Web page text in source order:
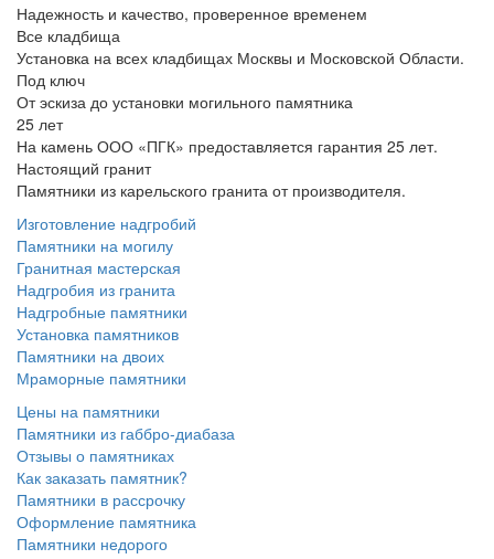
Надежность и качество, проверенное временем
Все кладбища
Установка на всех кладбищах Москвы и Московской Области.
Под ключ
От эскиза до установки могильного памятника
25 лет
На камень ООО «ПГК» предоставляется гарантия 25 лет.
Настоящий гранит
Памятники из карельского гранита от производителя.
Изготовление надгробий
Памятники на могилу
Гранитная мастерская
Надгробия из гранита
Надгробные памятники
Установка памятников
Памятники на двоих
Мраморные памятники
Цены на памятники
Памятники из габбро-диабаза
Отзывы о памятниках
Как заказать памятник?
Памятники в рассрочку
Оформление памятника
Памятники недорого